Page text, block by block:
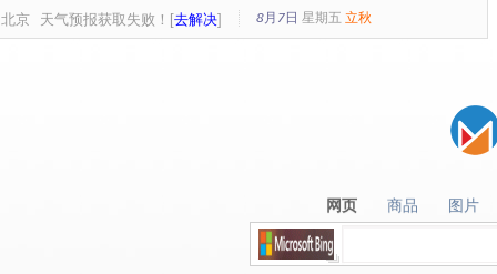
北京 天气预报获取失败！[去解决] 8月7日 星期五 立秋
网页
网页 商品
商品 图片
图片